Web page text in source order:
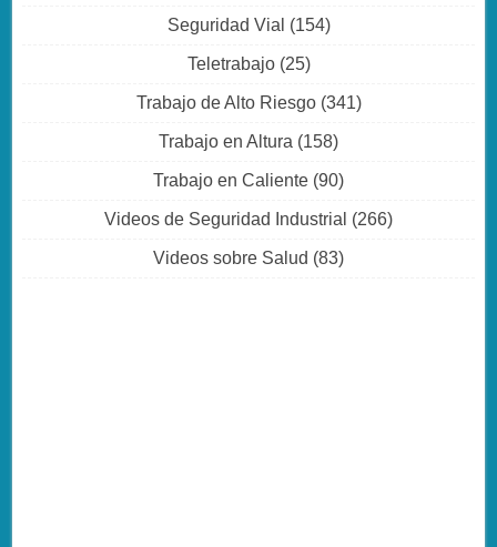
Seguridad Vial (154)
Teletrabajo(25)
Trabajo de Alto Riesgo(341)
Trabajo en Altura (158)
Trabajo en Caliente (90)
Videos de Seguridad Industrial (266)
Videos sobre Salud (83)